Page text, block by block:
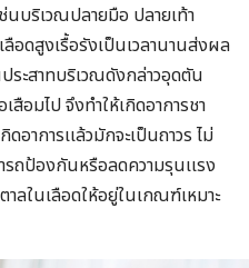
นบริเวณปลายมือ ปลายเท้า
อดสูงเรื้อรังเป็นเวลานานส่งผล
ระสาทบริเวณดังกล่าวอุดตัน
อมไป จึงทำให้เกิดอาการชา
อาการเเล้วมักจะเป็นถาวร ไม่
รถป้องกันหรือลดความรุนเเรง
ลในเลือดให้อยู่ในเกณฑ์เหมาะ